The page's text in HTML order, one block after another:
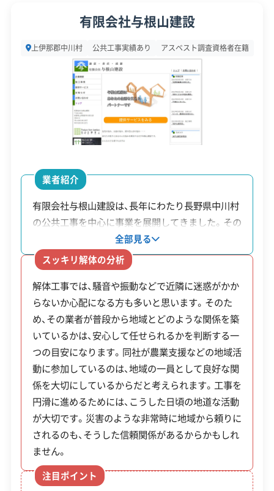
この結果、かつての集落は「無人の谷」となり、今も
この大規模災害の経験から、危険な家屋を放置すれ
ば、さらなる災害を招くという教訓が地域に深く根
付きました。
単なる景観対策というだけでなく、災害に強い村を
す。後ほど紹介する手厚い補助金制度にも、その考
え方が反映されています。
解体工事・空き家対策の補助金
空き家を解体した跡地に定住することを条件
として、最大100万円という手厚い補助金制度
が設けられています。
制度
補助
金
額・
率
対象・条件
保有資格(9)
解体工事業登録
産業廃棄物収集運搬業許可
産業廃棄物処分業許可
石綿作業主任者
建築物石綿含有建材調査者
解体工事施工技士
1級土木施工管理技士
1級建設機械施工管理技士
安全対策・リスク管理
工事賠償責任保険 違反歴なし 表彰・受賞
現場清掃
ISO認証
電子マニフェスト 地域貢献・ボランティア
顧客対応・サービス(17)
自社ホームページ 無料見積もり 不要品回収
不要品買取
不動産取引
補助金・助成金申請 土地活用
滅失登記
建設リサイクル届
近隣挨拶
翌営業日連絡
クレジットカード
解体ローン SNS 土対応
日祝対応
※項目にカーソルを合わせると詳細な説明が表示されます。
有限会社与根山建設
上伊那郡中川村 公共工事実績あり アスベスト調査資格者在籍
業者紹介
有限会社与根山建設は、長年にわたり長野県中川村
の公共工事を中心に事業を展開してきました。その
実績は国家プロジェクトや災害復旧工事など、特に
高い安全管理が求められる現場で培われたもので
す。事業内容は解体工事だけでなく、造成、新築、水
道施設の維持管理まで多岐にわたります。土地に関
する相談に幅広く対応できる体制が整っています。
また、地域団体の一員としてオーガニック米の生産
に携わるなど、事業以外の地域活動にも参加してい
ます。公共事業で求められる水準の技術力と安全管
理は、個人の住宅解体にも同様に適用されます。
全部見る
スッキリ解体の分析
解体工事では、騒音や振動などで近隣に迷惑がかか
らないか心配になる方も多いと思います。そのた
め、その業者が普段から地域とどのような関係を築
いているかは、安心して任せられるかを判断する一
つの目安になります。同社が農業支援などの地域活
動に参加しているのは、地域の一員として良好な関
係を大切にしているからだと考えられます。工事を
円滑に進めるためには、こうした日頃の地道な活動
が大切です。災害のような非常時に地域から頼りに
されるのも、そうした信頼関係があるからかもしれ
ません。
注目ポイント